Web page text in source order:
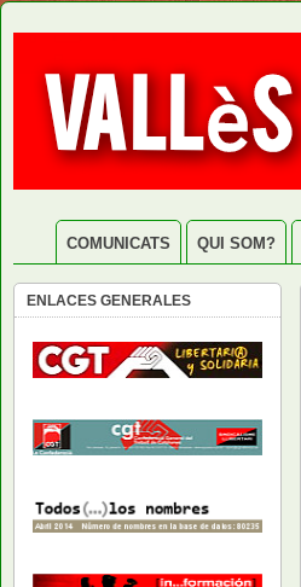
COMUNICATS QUI SOM?
ENLACES GENERALES